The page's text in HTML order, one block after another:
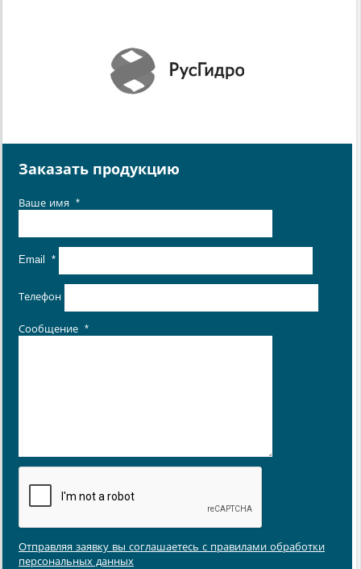
Заказать продукцию
Ваше имя *
Email *
Телефон
Сообщение *
Отправляя заявку вы соглашаетесь с правилами обработки
персональных данных